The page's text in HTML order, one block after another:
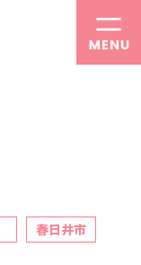
春日井市